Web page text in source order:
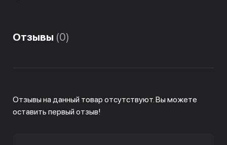
Отзывы (0)
Отзывы на данный товар отсутствуют. Вы можете
оставить первый отзыв!